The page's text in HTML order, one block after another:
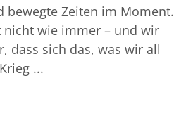
bewegte Zeiten im Moment.
wie immer – und wir
dass sich das, was wir all
...